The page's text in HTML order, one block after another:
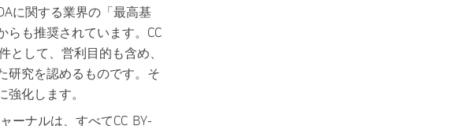
に関する業界の「最高基
も推奨されています。CC
して、営利目的も含め、
研究を認めるものです。そ
化します。
ーナルは、すべてCC BY-